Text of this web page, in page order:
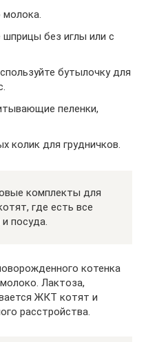
молока.
без иглы или с
бутылочку для
пеленки,
колик для грудничков.
комплекты для
где есть все
посуда.
котенка
Лактоза,
ЖКТ котят и
расстройства.